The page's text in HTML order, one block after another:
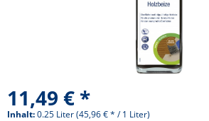
11,49 € *
Inhalt:0.25 Liter (45,96 € * / 1 Liter)